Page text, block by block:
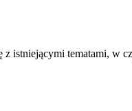
z istniejącymi tematami, w